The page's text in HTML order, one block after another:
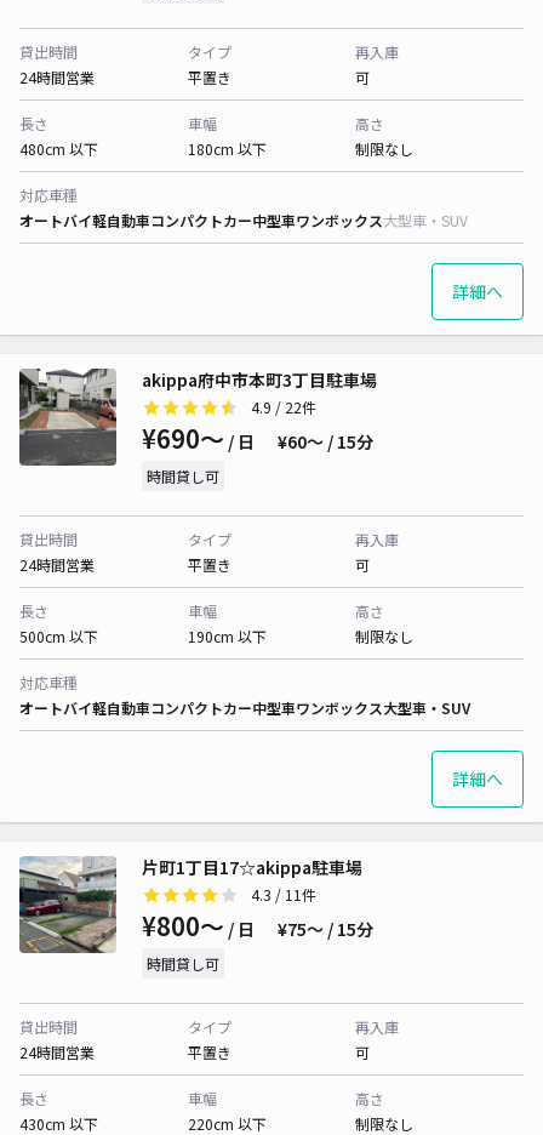
貸出時間
24時間営業
タイプ
平置き
再入庫
可
長さ
480cm 以下
車幅
180cm 以下
高さ
制限なし
対応車種
オートバイ軽自動車コンパクトカー中型車ワンボックス大型車・SUV
詳細へ
akippa府中市本町3丁目駐車場
4.9 / 22件
¥690〜 / 日 ¥60〜 / 15分
時間貸し可
貸出時間
24時間営業
タイプ
平置き
再入庫
可
長さ
500cm 以下
車幅
190cm 以下
高さ
制限なし
対応車種
オートバイ軽自動車コンパクトカー中型車ワンボックス大型車・SUV
詳細へ
片町1丁目17☆akippa駐車場
4.3 / 11件
¥800〜 / 日 ¥75〜 / 15分
時間貸し可
貸出時間
24時間営業
タイプ
平置き
再入庫
可
長さ
430cm 以下
車幅
220cm 以下
高さ
制限なし